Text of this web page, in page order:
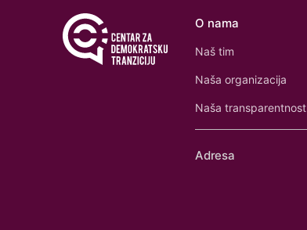
O nama
Naš tim
Naša organizacija
Naša transparentnost
Adresa